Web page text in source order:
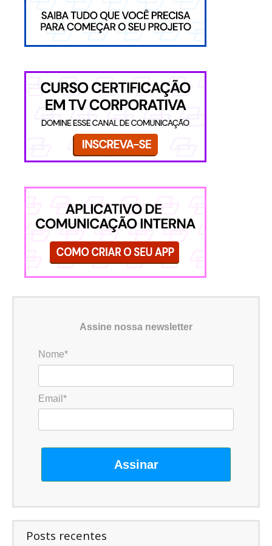
Assine nossa newsletter
Nome*
Email*
Assinar
Posts recentes